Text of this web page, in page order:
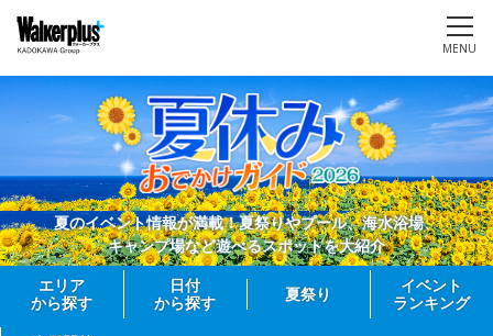
MENU
夏のイベント情報が満載！夏祭りやプール、海水浴場、
キャンプ場など遊べるスポットを大紹介
エリア
から探す
日付
から探す
夏祭り
イベント
ランキング